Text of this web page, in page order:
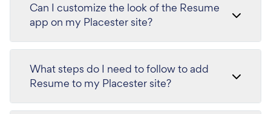
Can I customize the look of the Resume
app on my Placester site?
What steps do I need to follow to add
Resume to my Placester site?